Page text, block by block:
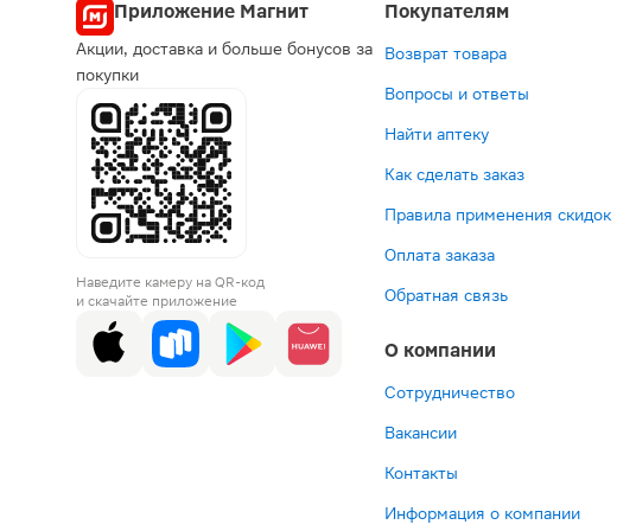
Приложение Магнит
Акции, доставка и больше бонусов за
покупки
Наведите камеру на QR-код
и скачайте приложение
Покупателям
Возврат товара
Вопросы и ответы
Найти аптеку
Как сделать заказ
Правила применения скидок
Оплата заказа
Обратная связь
О компании
Сотрудничество
Вакансии
Контакты
Информация о компании